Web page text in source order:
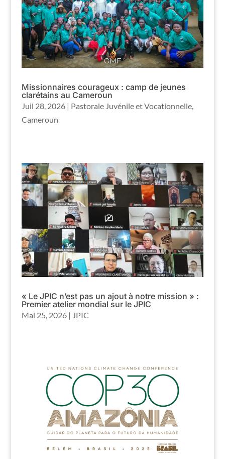
Missionnaires courageux : camp de jeunes
clarétains au Cameroun
Juil 28, 2026| Pastorale Juvénile et Vocationnelle,
Cameroun
« Le JPIC n’est pas un ajout à notre mission » :
Premier atelier mondial sur le JPIC
Mai 25, 2026| JPIC